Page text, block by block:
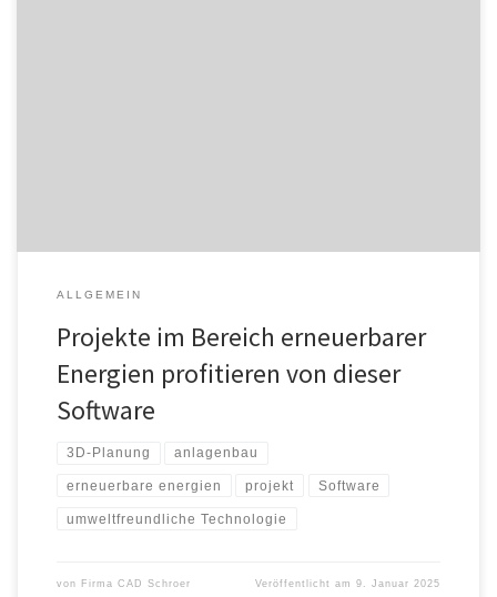
ALLGEMEIN
Projekte im Bereich erneuerbarer
Energien profitieren von dieser
Software
3D-Planung anlagenbau
erneuerbare energien projekt Software
umweltfreundliche Technologie
von Firma CAD Schroer Veröffentlicht am9. Januar 2025